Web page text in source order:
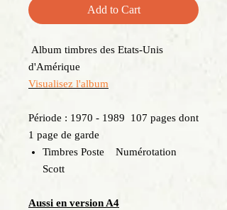
Add to Cart
Album timbres des Etats-Unis
d'Amérique
Visualisez l'album
Période : 1970 - 1989 107 pages dont
1 page de garde
Timbres Poste Numérotation
Scott
Aussi en version A4